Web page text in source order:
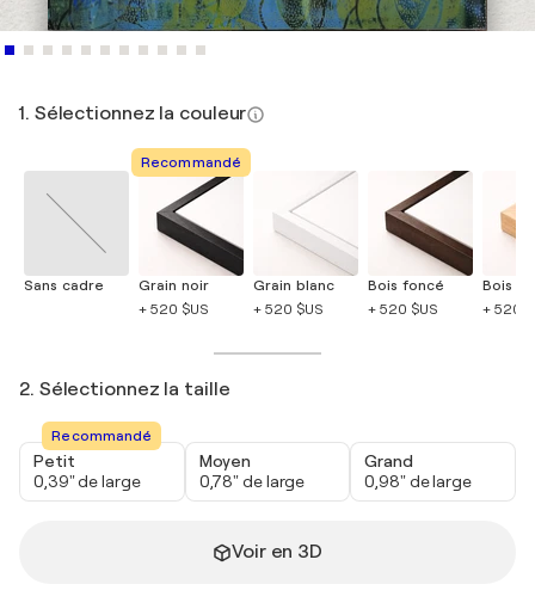
1. Sélectionnez la couleur
Sans cadre
Recommandé
Grain noir
+ 520 $US
Grain blanc
+ 520 $US
Bois foncé
+ 520 $US
Bois
+ 520
2. Sélectionnez la taille
Recommandé
Petit
0,39" de large
Moyen
0,78" de large
Grand
0,98" de large
Voir en 3D